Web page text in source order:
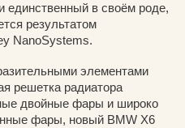
единственный в своём роде,
результатом
NanoSystems.
элементами
решетка радиатора
двойные фары и широко
фары, новый BMW X6